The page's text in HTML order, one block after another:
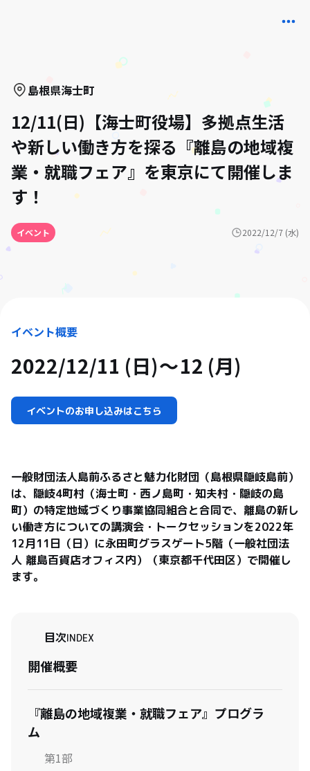
島根県海士町
12/11(日)【海士町役場】多拠点生活
や新しい働き方を探る『離島の地域複
業・就職フェア』を東京にて開催しま
す！
イベント 2022/12/7 (水)
イベント概要
2022/12/11 (日) 12 (月)
イベントのお申し込みはこちら
一般財団法人島前ふるさと魅力化財団（島根県隠岐島前）
は、隠岐4町村（海士町・西ノ島町・知夫村・隠岐の島
町）の特定地域づくり事業協同組合と合同で、離島の新し
い働き方についての講演会・トークセッションを2022年
12月11日（日）に永田町グラスゲート5階（一般社団法
人 離島百貨店オフィス内）（東京都千代田区）で開催し
目次INDEX
開催概要
『離島の地域複業・就職フェア』プログラ
ム
第1部